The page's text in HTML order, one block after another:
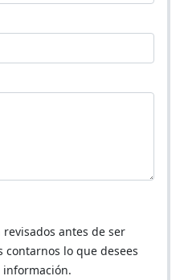
antes de ser
lo que desees